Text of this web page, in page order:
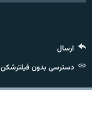
ارسال
دسترسی بدون فیلترشکن